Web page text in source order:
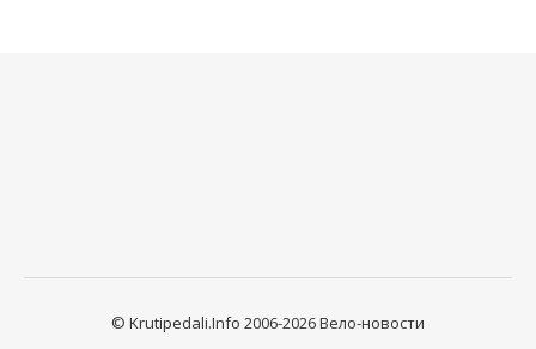
© Krutipedali.Info 2006-2026 Вело-новости